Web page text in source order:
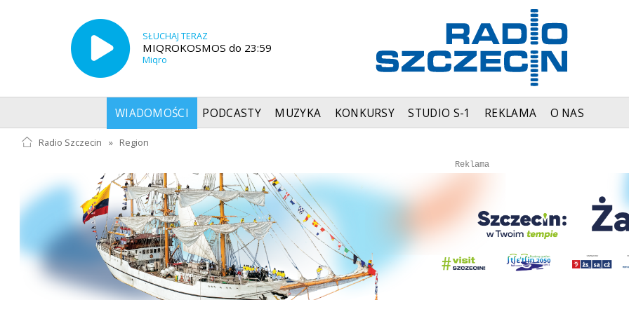
SŁUCHAJ TERAZ
MIQROKOSMOS do 23:59
Miqro
WIADOMOŚCI PODCASTY MUZYKA KONKURSY STUDIO S-1 REKLAMA O NAS
Radio Szczecin » Region
Reklama
Autopromocja
Autopromocja